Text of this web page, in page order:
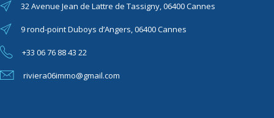
32 Avenue Jean de Lattre de Tassigny, 06400 Cannes
9 rond-point Duboys d’Angers, 06400 Cannes
+33 06 76 88 43 22
riviera06immo@gmail.com